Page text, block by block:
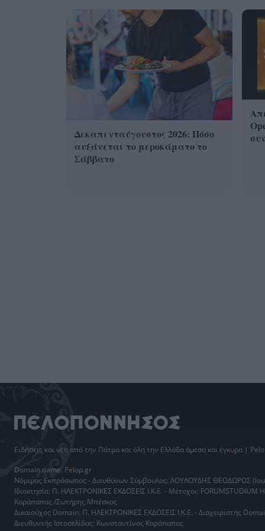
Δεκαπενταύγουστος 2026: Πόσο
αυξάνεται το μεροκάματο το
Σάββατο
Ειδήσεις και νέα από την Πάτρα και όλη την Ελλάδα άμεσα και έγκυρα |
Domain name: Pelop.gr
Νόμιμος Εκπρόσωπος - Διευθύνων Σύμβουλος: ΛΟΥΛΟΥΔΗΣ ΘΕΟΔΩΡΟΣ
Ιδιοκτησία: Π. ΗΛΕΚΤΡΟΝΙΚΕΣ ΕΚΔΟΣΕΙΣ Ι.Κ.Ε. - Μέτοχοι: FORUMSTUDIUM
Καράπαπας /Σωτήρης Μπέσκος
Δικαιούχος Domain: Π. ΗΛΕΚΤΡΟΝΙΚΕΣ ΕΚΔΟΣΕΙΣ Ι.Κ.Ε. - Διαχειριστής
Διευθυντής Ιστοσελίδας: Κωνσταντίνος Καράπαπας